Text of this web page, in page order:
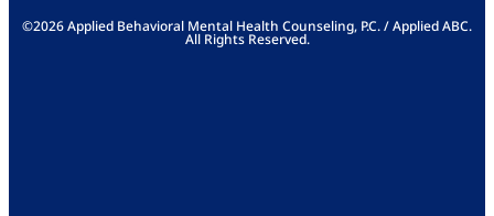
©2026 Applied Behavioral Mental Health Counseling, P.C. / Applied ABC.
All Rights Reserved.